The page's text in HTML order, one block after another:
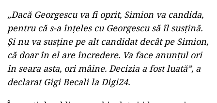
„Dacă Georgescu va fi oprit, Simion va candida,
pentru că s-a înţeles cu Georgescu să îl susţină.
Şi nu va susţine pe alt candidat decât pe Simion,
că doar în el are încredere. Va face anunţul ori
în seara asta, ori mâine. Decizia a fost luată”, a
declarat Gigi Becali la Digi24.